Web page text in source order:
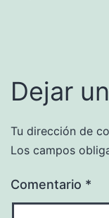
Dejar
Tu dirección de
Los campos
Comentario *